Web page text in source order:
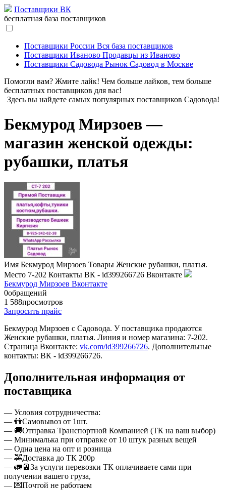
Поставщики ВК
бесплатная база поставщиков
Поставщики России Вся база поставщиков
Поставщики Иваново Продавцы из Иваново
Поставщики Садовода Рынок Садовод в Москве
Помогли вам? Жмите лайк! Чем больше лайков, тем больше
бесплатных поставщиков для вас!
Здесь вы найдете самых популярных поставщиков Садовода!
Бекмурод Мирзоев —
магазин женской одежды:
рубашки, платья
Имя Бекмурод Мирзоев Товары Женские рубашки, платья.
Место 7-202 Контакты ВК - id399266726 Вконтакте
Бекмурод Мирзоев Вконтакте
0обращений
1 588просмотров
Запросить прайс
Бекмурод Мирзоев c Садовода. У поставщика продаются
Женские рубашки, платья. Линия и номер магазина: 7-202.
Страница Вконтакте: vk.com/id399266726. Дополнительные
контакты: ВК - id399266726.
Дополнительная информация от
поставщика
— Условия сотрудничества:
— 👫Самовывоз от 1шт.
— 🚚Отправка Транспортной Компанией (ТК на ваш выбор)
— Минималька при отправке от 10 штук разных вещей
— Одна цена на опт и розница
— 🚕Доставка до ТК 200р
— 🚛🚈За услуги перевозки ТК оплачиваете сами при
получении вашего груза,
— 💌Почтой не работаем